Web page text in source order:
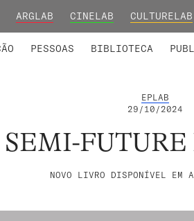
ARGLAB CINELAB CULTURELAB
PESSOAS BIBLIOTECA
EPLAB
29/10/2024
NOVO LIVRO DISPONÍVEL EM